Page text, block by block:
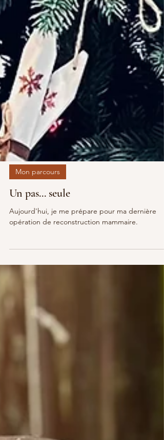
Mon parcours
Un pas... seule
opération de reconstruction mammaire.